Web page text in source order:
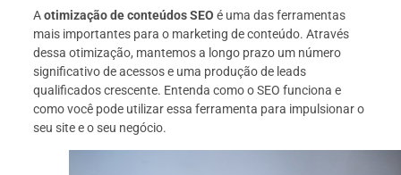
Aotimização de conteúdos SEO é uma das ferramentas
mais importantes para o marketing de conteúdo. Através
dessa otimização, mantemos a longo prazo um número
significativo de acessos e uma produção de leads
qualificados crescente. Entenda como o SEO funciona e
como você pode utilizar essa ferramenta para impulsionar o
seu site e o seu negócio.